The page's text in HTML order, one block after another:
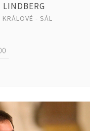
LINDBERG
KRÁLOVÉ - SÁL